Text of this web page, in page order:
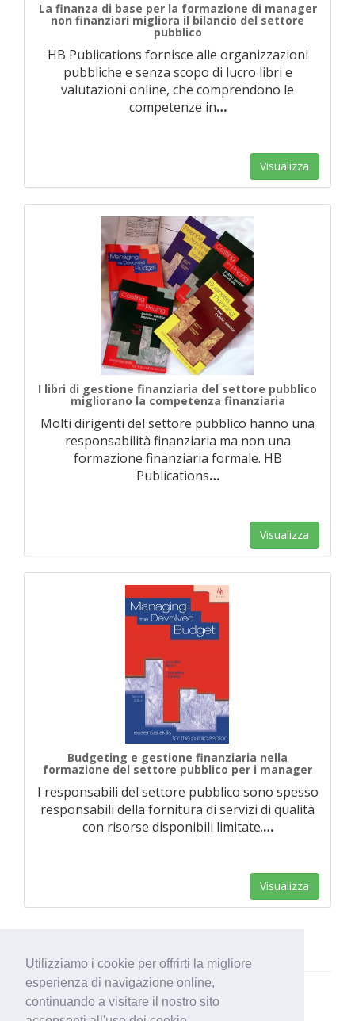
Utilizziamo i cookie per offrirti la migliore
esperienza di navigazione online,
continuando a visitare il nostro sito
La finanza di base per la formazione di manager
non finanziari migliora il bilancio del settore
pubblico
HB Publications fornisce alle organizzazioni
pubbliche e senza scopo di lucro libri e
valutazioni online, che comprendono le
competenze in…
Visualizza
I libri di gestione finanziaria del settore pubblico
migliorano la competenza finanziaria
Molti dirigenti del settore pubblico hanno una
responsabilità finanziaria ma non una
formazione finanziaria formale. HB
Publications…
Visualizza
Budgeting e gestione finanziaria nella
formazione del settore pubblico per i manager
I responsabili del settore pubblico sono spesso
responsabili della fornitura di servizi di qualità
con risorse disponibili limitate.…
Visualizza